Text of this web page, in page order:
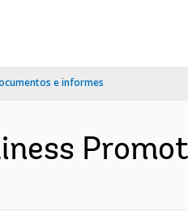
e informes